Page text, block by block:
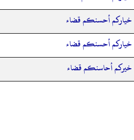
خياركم أحسنكم قضاء
خياركم أحسنكم قضاء
خيركم أحاسنكم قضاء